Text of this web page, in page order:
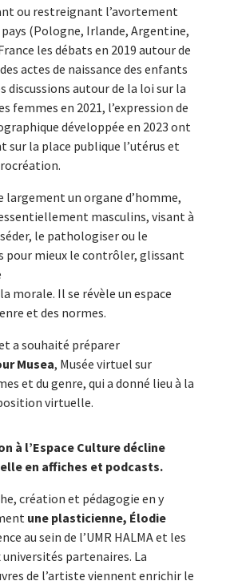
ou restreignant l’avortement
(Pologne, Irlande, Argentine,
les débats en 2019 autour de
actes de naissance des enfants
discussions autour de la loi sur la
femmes en 2021, l’expression de
développée en 2023 ont
la place publique l’utérus et
largement un organe d’homme,
masculins, visant à
le pathologiser ou le
pour mieux le contrôler, glissant
morale. Il se révèle un espace
et des normes.
a souhaité préparer
Musea, Musée virtuel sur
et du genre, qui a donné lieu à la
virtuelle.
à l’Espace Culture décline
en affiches et podcasts.
création et pédagogie en y
une plasticienne, Élodie
au sein de l’UMR HALMA et les
partenaires. La
de l’artiste viennent enrichir le